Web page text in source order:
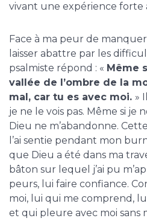
vivant une expérience forte
Face à ma peur de
laisser abattre par les
psalmiste répond : « Même
vallée de l’ombre de la
mal, car tu es avec moi. »
je ne le vois pas. Même si je
Dieu ne m’abandonne.
l’ai sentie pendant mon
que Dieu a été dans ma
bâton sur lequel j’ai pu
peurs, lui faire confiance.
moi, lui qui me comprend,
et qui pleure avec moi sans